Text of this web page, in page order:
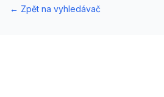
← Zpět na vyhledávač